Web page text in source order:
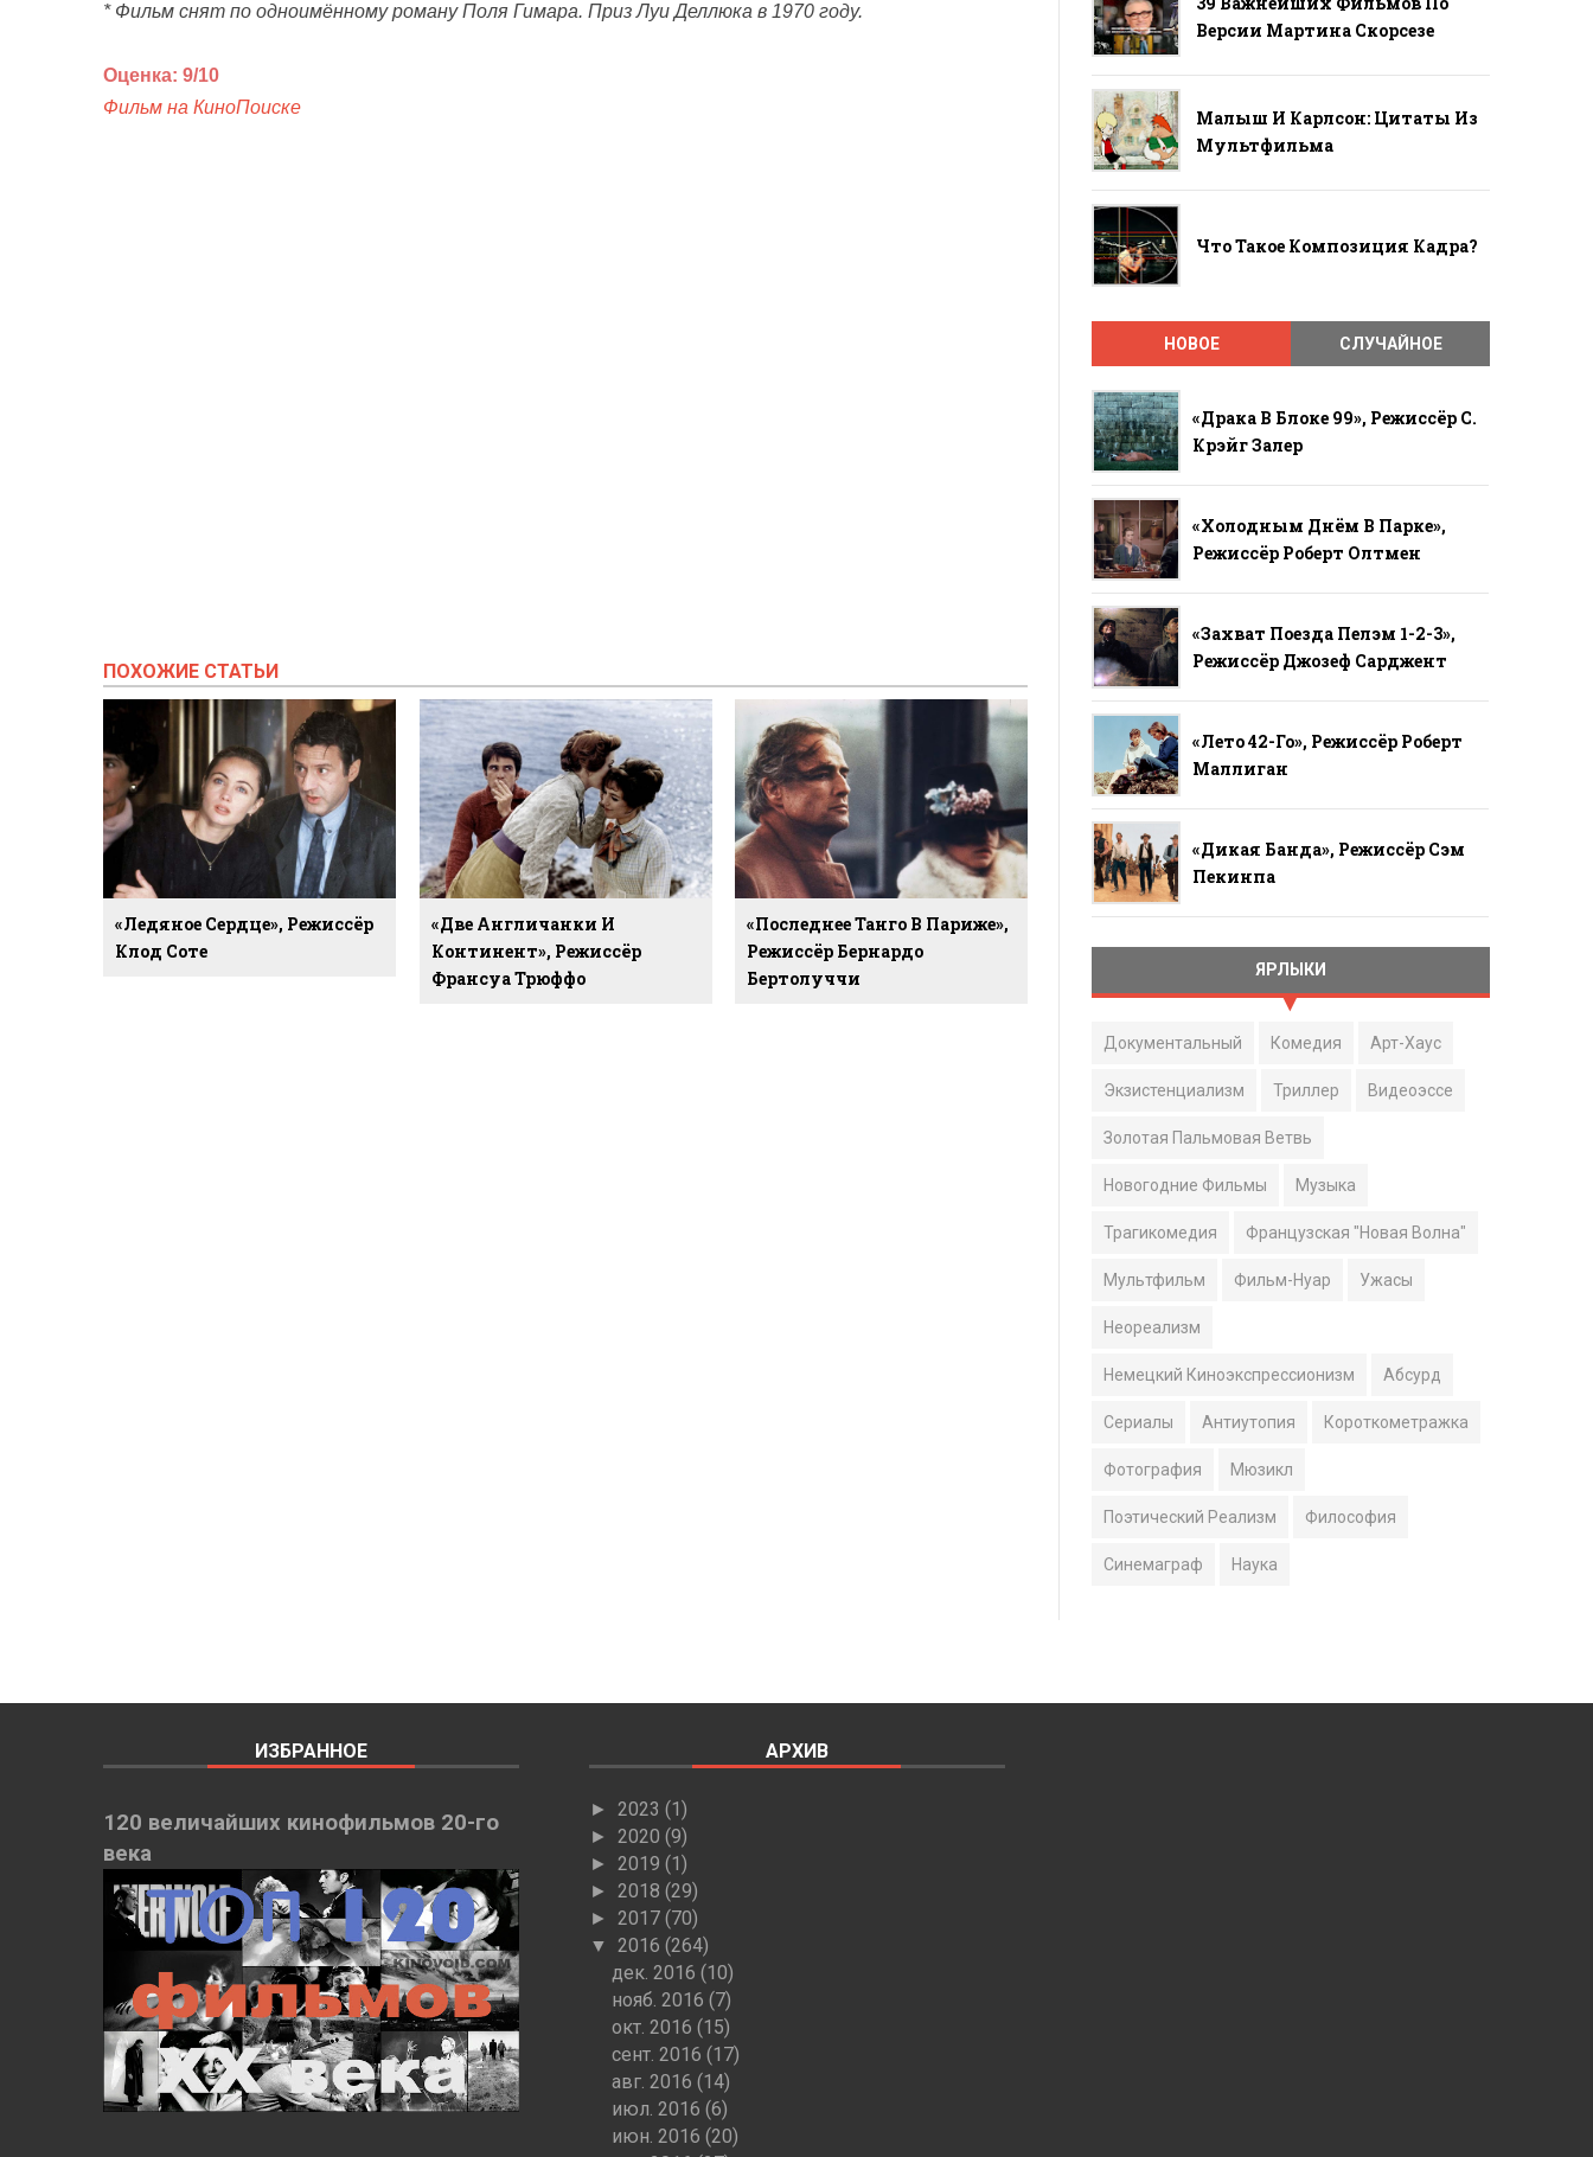
* Фильм снят по одноимённому роману Поля Гимара. Приз Луи Деллюка в 1970 году.
Оценка: 9/10
Фильм на КиноПоиске
ПОХОЖИЕ СТАТЬИ
«Ледяное Сердце», Режиссёр
Клод Соте
«Две Англичанки И
Континент», Режиссёр
Франсуа Трюффо
«Последнее Танго В Париже»,
Режиссёр Бернардо
Бертолуччи
Версии Мартина Скорсезе
Малыш И Карлсон: Цитаты Из
Мультфильма
Что Такое Композиция Кадра?
НОВОЕ СЛУЧАЙНОЕ
«Драка В Блоке 99», Режиссёр С.
Крэйг Залер
«Холодным Днём В Парке»,
Режиссёр Роберт Олтмен
«Захват Поезда Пелэм 1-2-3»,
Режиссёр Джозеф Сарджент
«Лето 42-Го», Режиссёр Роберт
Маллиган
«Дикая Банда», Режиссёр Сэм
Пекинпа
ЯРЛЫКИ
Документальный Комедия Арт-Хаус
Экзистенциализм Триллер Видеоэссе
Золотая Пальмовая Ветвь
Новогодние Фильмы Музыка
Трагикомедия Французская "Новая Волна"
Мультфильм Фильм-Нуар Ужасы
Неореализм
Немецкий Киноэкспрессионизм Абсурд
Сериалы Антиутопия Короткометражка
Фотография Мюзикл
Поэтический Реализм Философия
Синемаграф Наука
ИЗБРАННОЕ
120 величайших кинофильмов 20-го
века
АРХИВ
► 2023 (1)
► 2020 (9)
► 2019 (1)
► 2018 (29)
► 2017 (70)
▼ 2016 (264)
дек. 2016 (10)
нояб. 2016 (7)
окт. 2016 (15)
сент. 2016 (17)
авг. 2016 (14)
июл. 2016 (6)
июн. 2016 (20)